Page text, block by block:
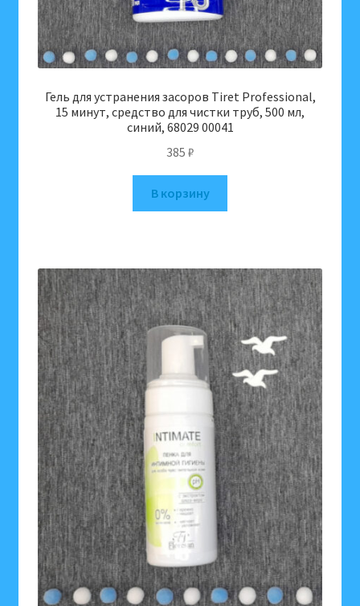
Гель для устранения засоров Tiret Professional,
15 минут, средство для чистки труб, 500 мл,
синий, 68029 00041
385 ₽
В корзину